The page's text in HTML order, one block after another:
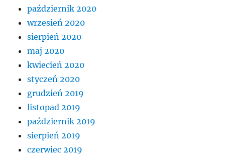
październik 2020
wrzesień 2020
sierpień 2020
maj 2020
kwiecień 2020
styczeń 2020
grudzień 2019
listopad 2019
październik 2019
sierpień 2019
czerwiec 2019